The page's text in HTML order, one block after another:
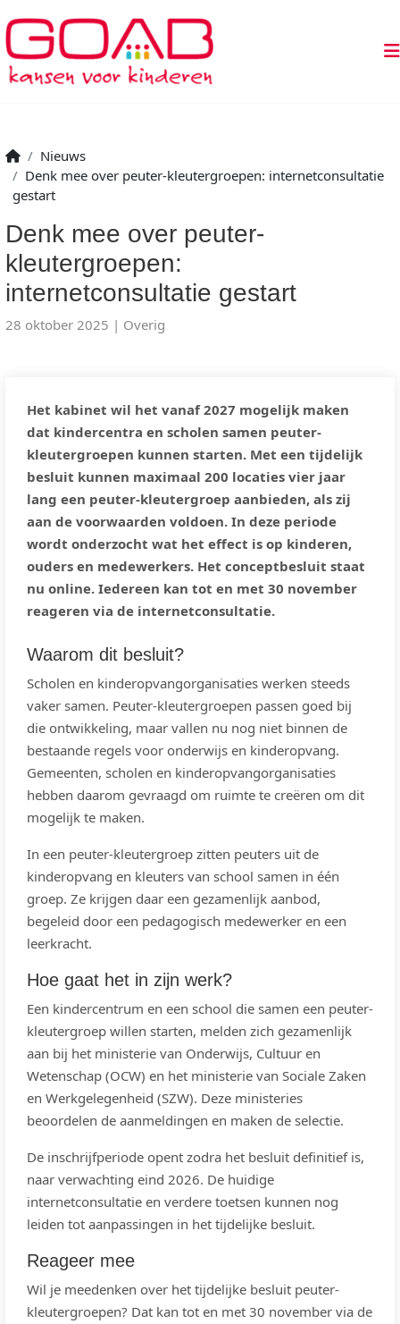
Nieuws
Denk mee over peuter-kleutergroepen: internetconsultatie
gestart
Denk mee over peuter-
kleutergroepen:
internetconsultatie gestart
28 oktober 2025 Overig
Het kabinet wil het vanaf 2027 mogelijk maken
dat kindercentra en scholen samen peuter-
kleutergroepen kunnen starten. Met een tijdelijk
besluit kunnen maximaal 200 locaties vier jaar
lang een peuter-kleutergroep aanbieden, als zij
aan de voorwaarden voldoen. In deze periode
wordt onderzocht wat het effect is op kinderen,
ouders en medewerkers. Het conceptbesluit staat
nu online. Iedereen kan tot en met 30 november
reageren via de internetconsultatie.
Waarom dit besluit?
Scholen en kinderopvangorganisaties werken steeds
vaker samen. Peuter-kleutergroepen passen goed bij
die ontwikkeling, maar vallen nu nog niet binnen de
bestaande regels voor onderwijs en kinderopvang.
Gemeenten, scholen en kinderopvangorganisaties
hebben daarom gevraagd om ruimte te creëren om dit
mogelijk te maken.
In een peuter-kleutergroep zitten peuters uit de
kinderopvang en kleuters van school samen in één
groep. Ze krijgen daar een gezamenlijk aanbod,
begeleid door een pedagogisch medewerker en een
leerkracht.
Hoe gaat het in zijn werk?
Een kindercentrum en een school die samen een peuter-
kleutergroep willen starten, melden zich gezamenlijk
aan bij het ministerie van Onderwijs, Cultuur en
Wetenschap (OCW) en het ministerie van Sociale Zaken
en Werkgelegenheid (SZW). Deze ministeries
beoordelen de aanmeldingen en maken de selectie.
De inschrijfperiode opent zodra het besluit definitief is,
naar verwachting eind 2026. De huidige
internetconsultatie en verdere toetsen kunnen nog
leiden tot aanpassingen in het tijdelijke besluit.
Reageer mee
Wil je meedenken over het tijdelijke besluit peuter-
kleutergroepen? Dat kan tot en met 30 november via de